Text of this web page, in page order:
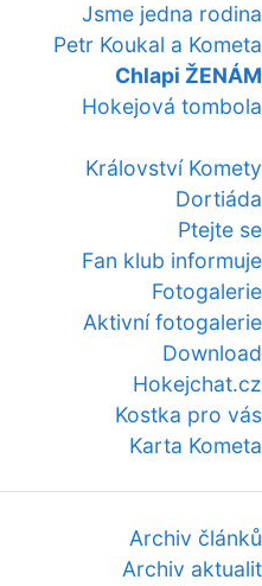
Jsme jedna rodina
Petr Koukal a Kometa
Chlapi ŽENÁM
Hokejová tombola
Království Komety
Dortiáda
Ptejte se
Fan klub informuje
Fotogalerie
Aktivní fotogalerie
Download
Hokejchat.cz
Kostka pro vás
Karta Kometa
Archiv článků
Archiv aktualit